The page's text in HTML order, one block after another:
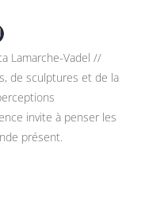
Lamarche-Vadel //
de sculptures et de la
invite à penser les
présent.